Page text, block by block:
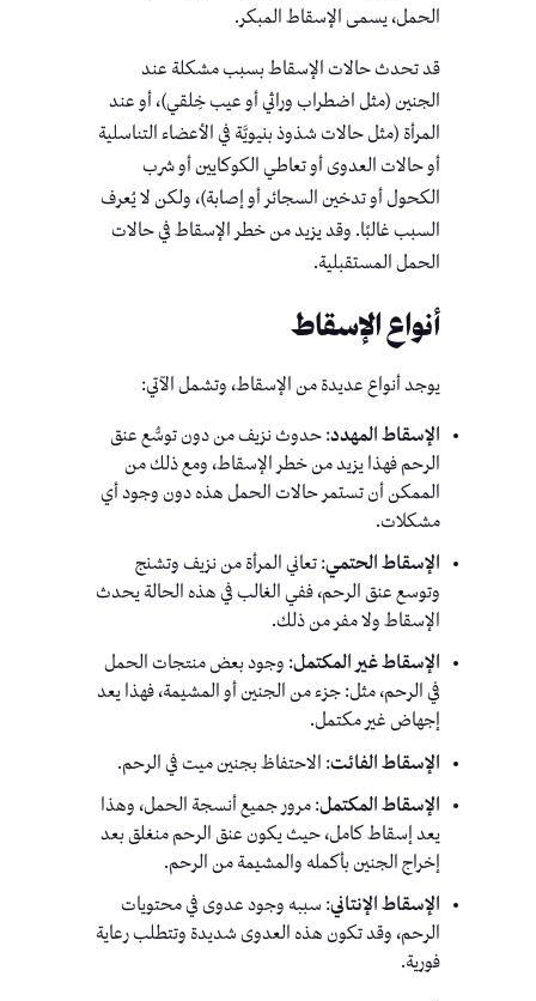
الحمل، يسمى الإسقاط المبكر.
قد تحدث حالات الإسقاط بسبب مشكلة عند
الجنين (مثل اضطراب وراثي أو عيب خِلقي)، أو عند
المرأة (مثل حالات شذوذ بنيويَّة في الأعضاء التناسلية
أو حالات العدوى أو تعاطي الكوكايين أو شرب
الكحول أو تدخين السجائر أو إصابة)، ولكن لا يُعرف
السبب غالبًا. وقد يزيد من خطر الإسقاط في حالات
الحمل المستقبلية.
أنواع الإسقاط
يوجد أنواع عديدة من الإسقاط، وتشمل الآتي:
الإسقاط المهدد: حدوث نزيف من دون توسُّع عنق
الرحم فهذا يزيد من خطر الإسقاط، ومع ذلك من
الممكن أن تستمر حالات الحمل هذه دون وجود أي
مشكلات.
الإسقاط الحتمي: تعاني المرأة من نزيف وتشنج
وتوسع عنق الرحم، ففي الغالب في هذه الحالة يحدث
الإسقاط ولا مفر من ذلك.
الإسقاط غير المكتمل: وجود بعض منتجات الحمل
في الرحم، مثل: جزء من الجنين أو المشيمة، فهذا يعد
إجهاض غير مكتمل.
الإسقاط الفائت: الاحتفاظ بجنين ميت في الرحم.
الإسقاط المكتمل: مرور جميع أنسجة الحمل، وهذا
يعد إسقاط كامل، حيث يكون عنق الرحم منغلق بعد
إخراج الجنين بأكمله والمشيمة من الرحم.
الإسقاط الإنتاني: سببه وجود عدوى في محتويات
الرحم، وقد تكون هذه العدوى شديدة وتتطلب رعاية
فورية.